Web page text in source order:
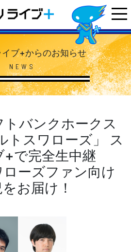
イブ+からのお知らせ
NEWS
トバンクホークス
トスワローズ」 ス
で完全生中継
ーズファン向け
お届け！